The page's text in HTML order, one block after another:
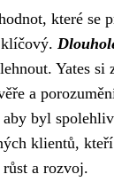
které
klíčový.
Yates si
a
byl
klientů,
a rozvoj.